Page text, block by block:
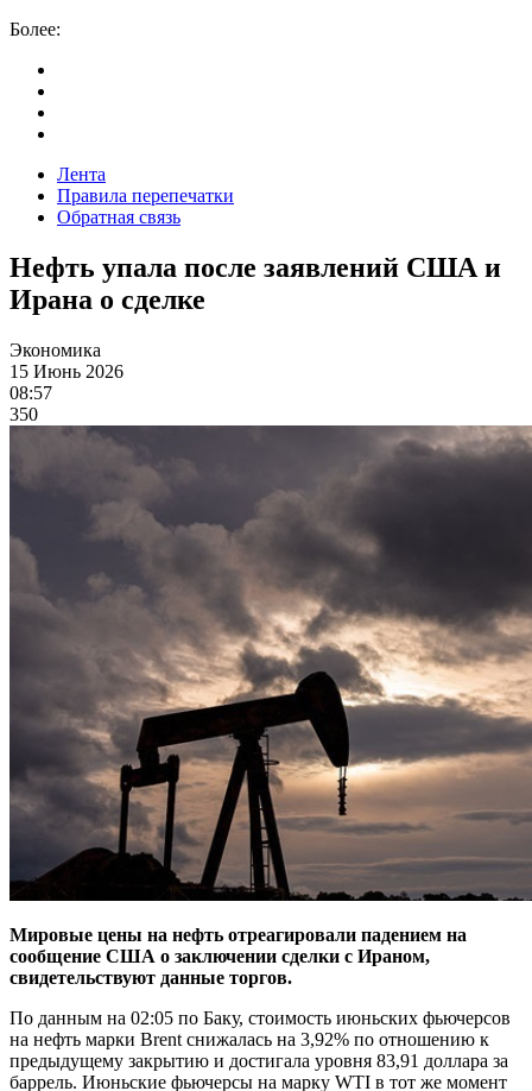
Более:
Лента
Правила перепечатки
Обратная связь
Нефть упала после заявлений США и
Ирана о сделке
Экономика
15 Июнь 2026
08:57
350
Мировые цены на нефть отреагировали падением на
сообщение США о заключении сделки с Ираном,
свидетельствуют данные торгов.
По данным на 02:05 по Баку, стоимость июньских фьючерсов
на нефть марки Brent снижалась на 3,92% по отношению к
предыдущему закрытию и достигала уровня 83,91 доллара за
баррель. Июньские фьючерсы на марку WTI в тот же момент